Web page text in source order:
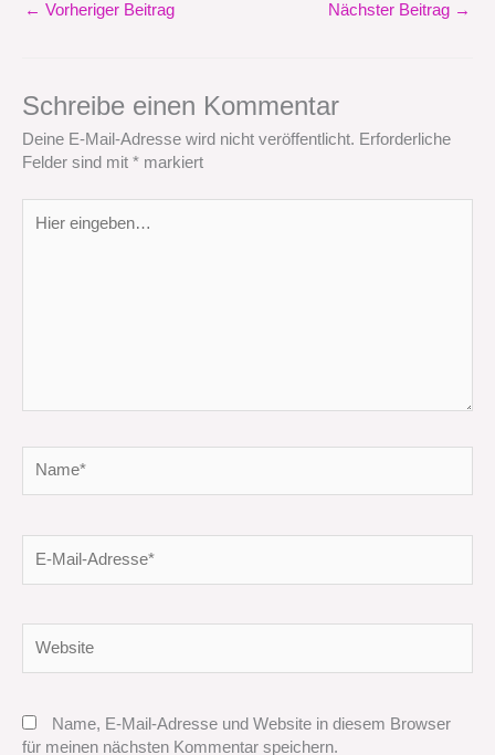
← Vorheriger Beitrag Nächster Beitrag →
Schreibe einen Kommentar
Deine E-Mail-Adresse wird nicht veröffentlicht. Erforderliche
Felder sind mit * markiert
eingeben…
Mail-
Name, E-Mail-Adresse und Website in diesem Browser
für meinen nächsten Kommentar speichern.